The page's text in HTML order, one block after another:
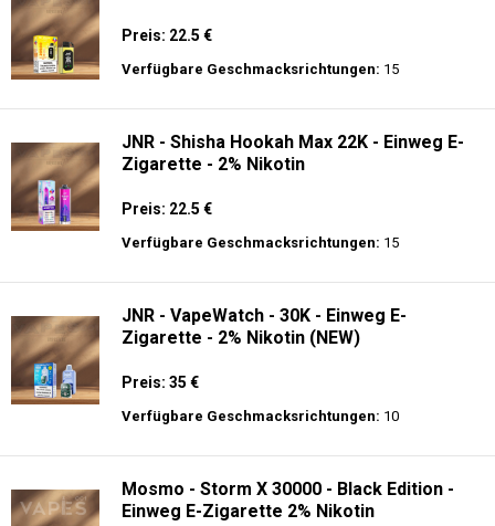
Preis: 22.5 €
Verfügbare Geschmacksrichtungen: 15
JNR - Shisha Hookah Max 22K - Einweg E-
Zigarette - 2% Nikotin
Preis: 22.5 €
Verfügbare Geschmacksrichtungen: 15
JNR - VapeWatch - 30K - Einweg E-
Zigarette - 2% Nikotin (NEW)
Preis: 35 €
Verfügbare Geschmacksrichtungen: 10
Mosmo - Storm X 30000 - Black Edition -
Einweg E-Zigarette 2% Nikotin